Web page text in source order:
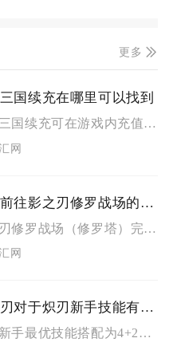
更多
国续充在哪里可以找到
帝王三国续充可在游戏内充值中心、官方应用商店、官方合作平台及...
网
如何前往影之刃修罗战场的位置
影之刃修罗战场（修罗塔）完整入口位于主城世界地图冥界区域上方...
网
影之刃对于炽刃新手技能有什么好的搭配推荐
炽刃新手最优技能搭配为4+2短链组合，核心技能必带巨刃波、烈...